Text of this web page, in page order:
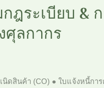
ฎระเบียบ &
ศุลกากร
ดสินค้า (CO) ● ใบแจ้งหนี้การ